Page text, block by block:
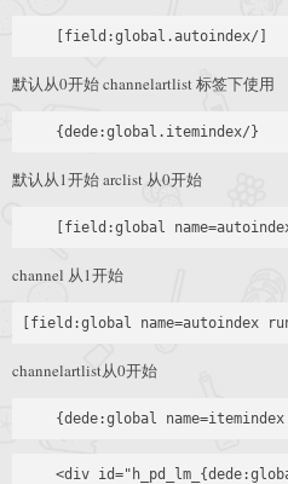
默认从0开始 channelartlist 标签下使用
默认从1开始 arclist 从0开始
channel 从1开始
[field:global name=autoindex
channelartlist从0开始
<div